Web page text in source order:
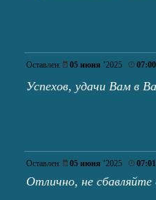
Оставлен: 05 июня ’2025 07:00
Успехов, удачи Вам в
Оставлен: 05 июня ’2025 07:01
Отлично, не